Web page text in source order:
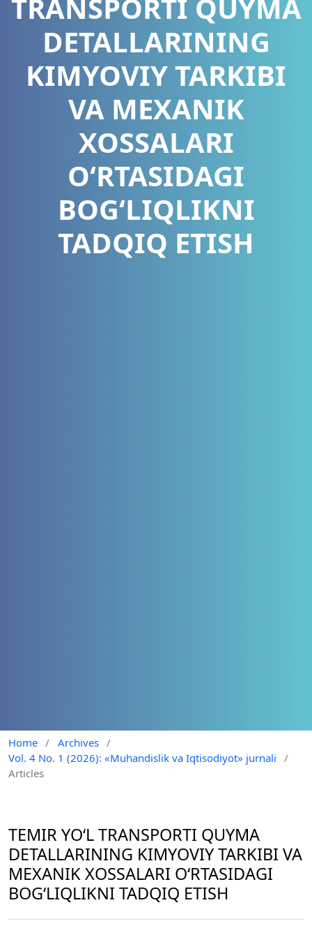
TRANSPORTI QUYMA
DETALLARINING
KIMYOVIY TARKIBI
VA MEXANIK
XOSSALARI
O‘RTASIDAGI
BOG‘LIQLIKNI
TADQIQ ETISH
Home / Archives /
Vol. 4 No. 1 (2026): «Muhandislik va Iqtisodiyot» jurnali
/
Articles
TEMIR YO‘L TRANSPORTI QUYMA
DETALLARINING KIMYOVIY TARKIBI VA
MEXANIK XOSSALARI O‘RTASIDAGI
BOG‘LIQLIKNI TADQIQ ETISH